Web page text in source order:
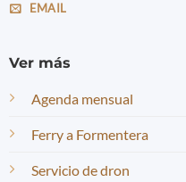
EMAIL
Ver más
Agenda mensual
Ferry a Formentera
Servicio de dron